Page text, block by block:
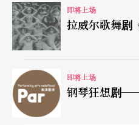
即将上场
拉威尔歌舞剧
即将上场
钢琴狂想剧